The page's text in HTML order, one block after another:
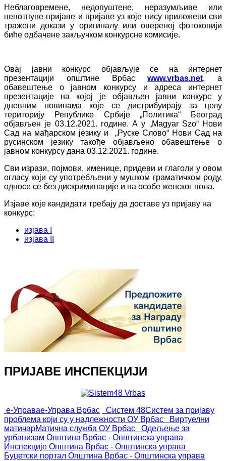
Неблаговремене, недопуштене, неразумљиве или
непотпуне пријаве и пријаве уз које нису приложени сви
тражени докази у оригиналу или овереној фотокопији
биће одбачене закључком конкурсне комисије.
Овај јавни конкурс објављује се на интернет
презентацији општине Врбасwww.vrbas.net, а
обавештење о јавном конкурсу и адреса интернет
презентације на којој је објављен јавни конкурс у
дневним новинама које се дистрибуирају за целу
територију Републике Србије „Политика“ Београд
објављен је 03.12.2021. године. А у „Magyar Szo“ Нови
Сад на мађарском језику и „Руске Слово“ Нови Сад на
русинском језику такође објављено обавештење о
јавном конкурсу дана 03.12.2021. године.
Сви изрази, појмови, именице, придеви и глаголи у овом
огласу који су употребљени у мушком граматичком роду,
односе се без дискриминације и на особе женског пола.
Изјаве које кандидати требају да доставе уз пријаву на
конкурс:
изјава I
изјава II
ПРИЈАВЕ ИНСПЕКЦИЈИ
е-Управае-Управа Врбас Систем 48Систем за пријаву
проблема који су у надлежности ОУ Врбас
Виртуелни
матичарМатична служба ОУ Врбас
Одељење за
урбанизам Општина Врбас - Општинска управа
Инспекције Општина Врбас - Општинска управа
Буџетски портал Општина Врбас - Општинска управа